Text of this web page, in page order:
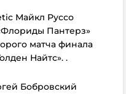
Майкл Руссо
Пантерз»
матча финала
Найтс». .
Бобровский